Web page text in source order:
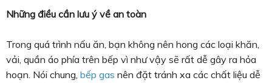
Những điều cần lưu ý về an toàn
Trong quá trình nấu ăn, bạn không nên hong các loại khăn,
vải, quần áo phía trên bếp vì như vậy sẽ rất dễ gây ra hỏa
hoạn. Nói chung, bếp gas nên đặt tránh xa các chất liệu dễ